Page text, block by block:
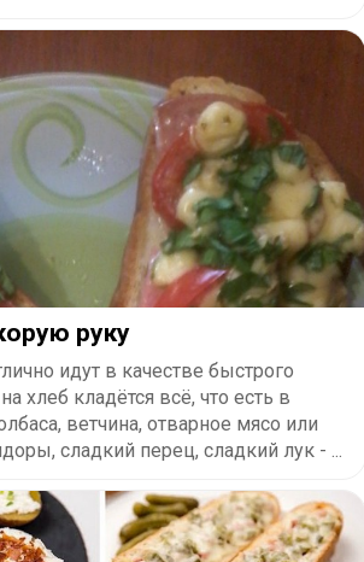
руку
идут в качестве быстрого
хлеб кладётся всё, что есть в
ветчина, отварное мясо или
сладкий перец, сладкий лук - ...